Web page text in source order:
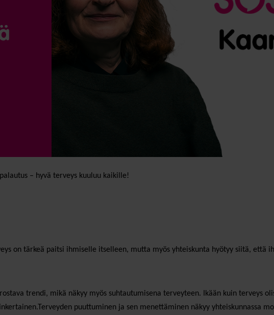
– hyvä terveys kuuluu kaikille!
on tärkeä paitsi ihmiselle itselleen, mutta myös yhteiskunta hyötyy siitä, että
trendi, mikä näkyy myös suhtautumisena terveyteen. Ikään kuin terveys
puuttuminen ja sen menettäminen näkyy yhteiskunnassa